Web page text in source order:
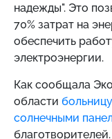
надежды". Это
70% затрат на
обеспечить
электроэнергии.
Как сообщала
области
солнечными
благотворителей.